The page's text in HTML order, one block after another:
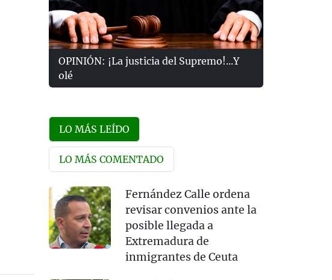
OPINIÓN: ¡La justicia del Supremo!...Y
olé
LO MÁS LEÍDO
LO MÁS COMENTADO
Fernández Calle ordena
revisar convenios ante la
posible llegada a
Extremadura de
inmigrantes de Ceuta